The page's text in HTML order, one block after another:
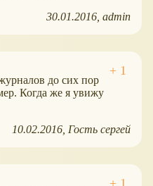
30.01.2016 admin
до сих пор
Когда же я увижу
10.02.2016 Гость сергей